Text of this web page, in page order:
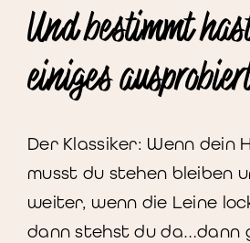
Und bestimmt
einiges
Der Klassiker: Wenn dein
musst du stehen bleiben
weiter, wenn die Leine
dann stehst du da…dann